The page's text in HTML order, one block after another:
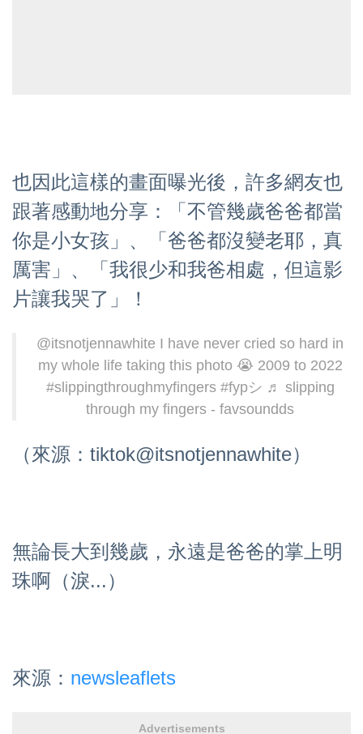
也因此這樣的畫面曝光後，許多網友也
跟著感動地分享：「不管幾歲爸爸都當
你是小女孩」、「爸爸都沒變老耶，真
厲害」、「我很少和我爸相處，但這影
片讓我哭了」！
@itsnotjennawhite I have never cried so hard in
my whole life taking this photo 😭 2009 to 2022
#slippingthroughmyfingers #fypシ ♬ slipping
through my fingers - favsoundds
（來源：tiktok@itsnotjennawhite）
無論長大到幾歲，永遠是爸爸的掌上明
珠啊（淚...）
來源： newsleaflets
Advertisements